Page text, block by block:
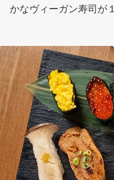
かなヴィーガン寿司が